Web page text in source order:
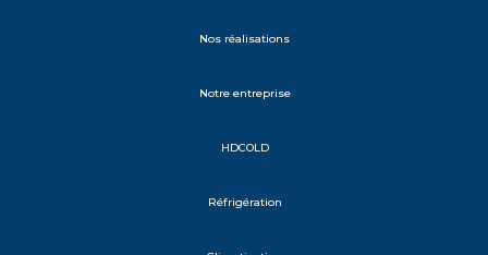
Nos réalisations
Notre entreprise
HDCOLD
Réfrigération